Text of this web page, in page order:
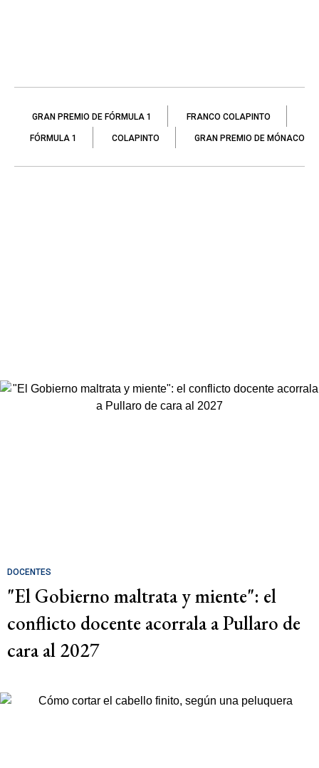
GRAN PREMIO DE FÓRMULA 1 FRANCO COLAPINTO
FÓRMULA 1 COLAPINTO GRAN PREMIO DE MÓNACO
DOCENTES
"El Gobierno maltrata y miente": el
conflicto docente acorrala a Pullaro de
cara al 2027